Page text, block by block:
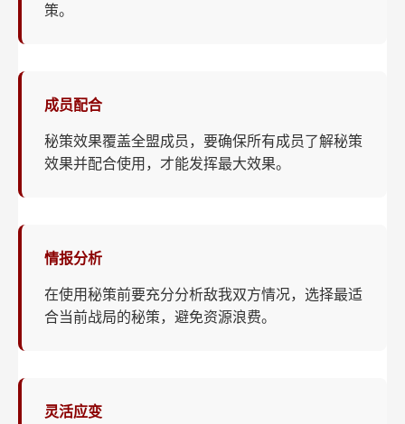
策。
成员配合
秘策效果覆盖全盟成员，要确保所有成员了解秘策
效果并配合使用，才能发挥最大效果。
情报分析
在使用秘策前要充分分析敌我双方情况，选择最适
合当前战局的秘策，避免资源浪费。
灵活应变